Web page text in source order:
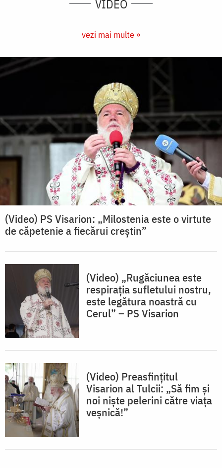
VIDEO
vezi mai multe »
(Video) PS Visarion: „Milostenia este o virtute
de căpetenie a fiecărui creștin”
(Video) „Rugăciunea este
respirația sufletului nostru,
este legătura noastră cu
Cerul” – PS Visarion
(Video) Preasfințitul
Visarion al Tulcii: „Să fim și
noi niște pelerini către viața
veșnică!”